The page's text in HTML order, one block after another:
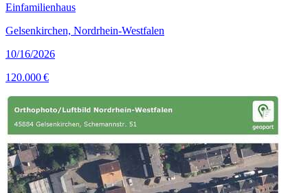
Einfamilienhaus
Gelsenkirchen, Nordrhein-Westfalen
10/16/2026
120.000 €